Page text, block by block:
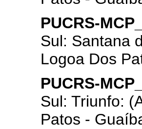
PUCRS-
Sul: Santana
Logoa Dos
PUCRS-
Sul: Triunfo:
Patos -